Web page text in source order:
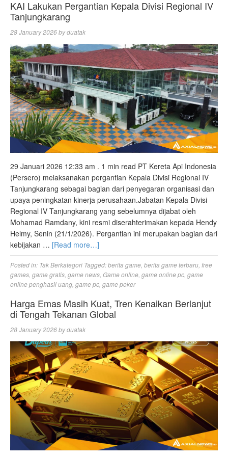
KAI Lakukan Pergantian Kepala Divisi Regional IV
Tanjungkarang
28 January 2026byduatak
29 Januari 2026 12:33 am . 1 min read PT Kereta Api Indonesia
(Persero) melaksanakan pergantian Kepala Divisi Regional IV
Tanjungkarang sebagai bagian dari penyegaran organisasi dan
upaya peningkatan kinerja perusahaan.Jabatan Kepala Divisi
Regional IV Tanjungkarang yang sebelumnya dijabat oleh
Mohamad Ramdany, kini resmi diserahterimakan kepada Hendy
Helmy, Senin (21/1/2026). Pergantian ini merupakan bagian dari
kebijakan … [Read more…]
Posted in: Tak Berkategori Tagged:berita game berita game terbaru free
games game gratis game news Game online game online pc game
online penghasil uang game pc game poker
Harga Emas Masih Kuat, Tren Kenaikan Berlanjut
di Tengah Tekanan Global
28 January 2026byduatak